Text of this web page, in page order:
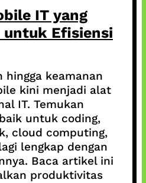
IT yang
Efisiensi
hingga keamanan
kini menjadi alat
IT. Temukan
untuk coding,
cloud computing,
lengkap dengan
Baca artikel ini
produktivitas